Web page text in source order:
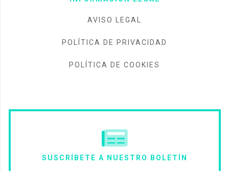
AVISO LEGAL
POLÍTICA DE PRIVACIDAD
POLÍTICA DE COOKIES
SUSCRÍBETE A NUESTRO BOLETÍN